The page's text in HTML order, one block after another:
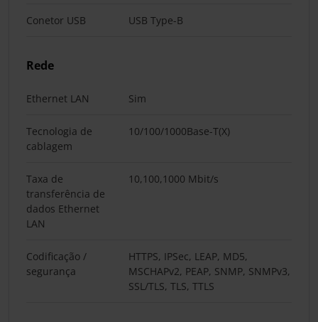
Conetor USB USB Type-B
Rede
Ethernet LAN Sim
Tecnologia de
cablagem
10/100/1000Base-T(X)
Taxa de
transferência de
dados Ethernet
LAN
10,100,1000 Mbit/s
Codificação /
segurança
HTTPS, IPSec, LEAP, MD5,
MSCHAPv2, PEAP, SNMP, SNMPv3,
SSL/TLS, TLS, TTLS